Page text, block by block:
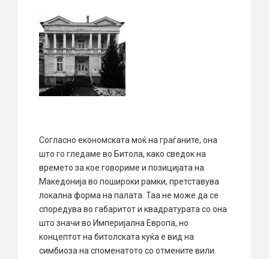
Согласно економската моќ на граѓаните, она
што го гледаме во Битола, како сведок на
времето за кое говориме и позицијата на
Македонија во пошироки рамки, претставува
локална форма на палата. Таа не може да се
споредува во габаритот и квадратурата со она
што значи во Империјална Европа, но
концептот на битолската куќа е вид на
симбиоза на споменатото со отмените вили.